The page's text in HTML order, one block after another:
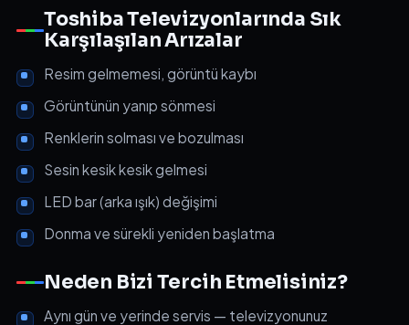
Toshiba Televizyonlarında Sık
Karşılaşılan Arızalar
Resim gelmemesi, görüntü kaybı
Görüntünün yanıp sönmesi
Renklerin solması ve bozulması
Sesin kesik kesik gelmesi
LED bar (arka ışık) değişimi
Donma ve sürekli yeniden başlatma
Neden Bizi Tercih Etmelisiniz?
Aynı gün ve yerinde servis — televizyonunuz